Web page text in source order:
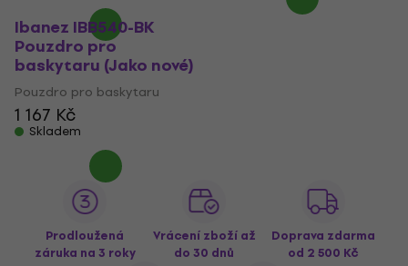
Ibanez IBB540-BK
Pouzdro pro
baskytaru (Jako nové)
Pouzdro pro baskytaru
1 167 Kč
Skladem
Prodloužená
záruka na 3 roky
Vrácení zboží až
do 30 dnů
Doprava zdarma
od 2 500 Kč